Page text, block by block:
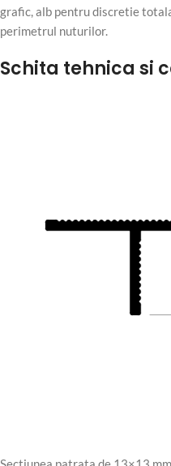
grafic, alb pentru discretie
perimetrul nuturilor.
Schita tehnica si